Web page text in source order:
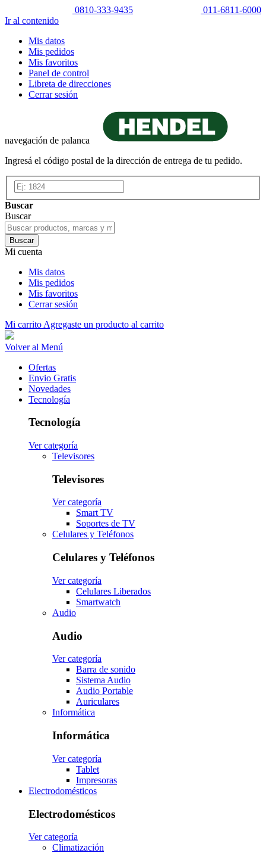
0810-333-9435
011-6811-6000
Ir al contenido
Mis datos
Mis pedidos
Mis favoritos
Panel de control
Libreta de direcciones
Cerrar sesión
navegación de palanca
Ingresá el código postal de la dirección de entrega de tu pedido.
Buscar
Buscar
Buscar
Mi cuenta
Mis datos
Mis pedidos
Mis favoritos
Cerrar sesión
Mi carrito Agregaste un producto al carrito
Volver al Menú
Ofertas
Envio Gratis
Novedades
Tecnología
Tecnología
Ver categoría
Televisores
Televisores
Ver categoría
Smart TV
Soportes de TV
Celulares y Teléfonos
Celulares y Teléfonos
Ver categoría
Celulares Liberados
Smartwatch
Audio
Audio
Ver categoría
Barra de sonido
Sistema Audio
Audio Portable
Auriculares
Informática
Informática
Ver categoría
Tablet
Impresoras
Electrodomésticos
Electrodomésticos
Ver categoría
Climatización